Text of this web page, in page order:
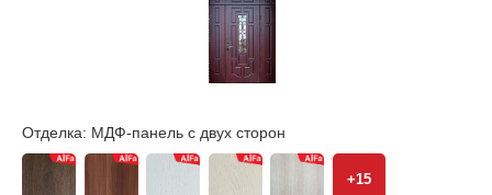
Отделка: МДФ-панель с двух сторон
+15